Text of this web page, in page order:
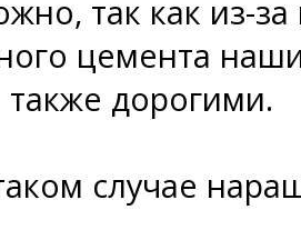
так как из-
цемента
дорогими.
случае